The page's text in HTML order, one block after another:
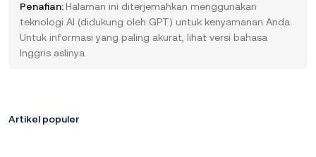
Penafian: Halaman ini diterjemahkan menggunakan
teknologi AI (didukung oleh GPT) untuk kenyamanan Anda.
Untuk informasi yang paling akurat, lihat versi bahasa
Inggris aslinya.
Artikel populer